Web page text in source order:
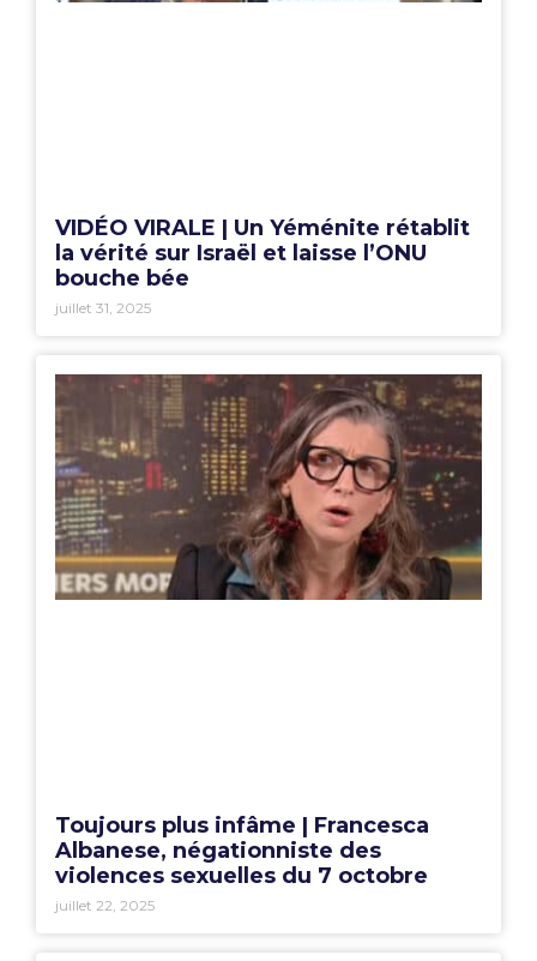
VIDÉO VIRALE | Un Yéménite rétablit
la vérité sur Israël et laisse l’ONU
bouche bée
juillet 31, 2025
Toujours plus infâme | Francesca
Albanese, négationniste des
violences sexuelles du 7 octobre
juillet 22, 2025